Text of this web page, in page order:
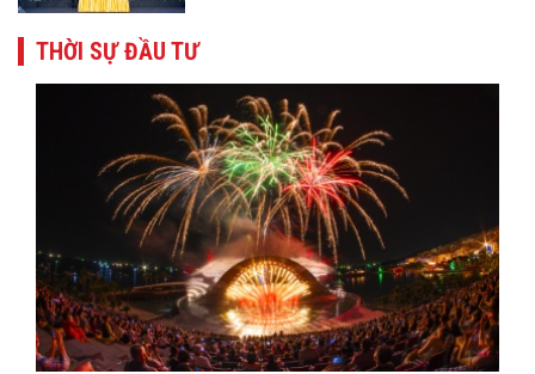
THỜI SỰ ĐẦU TƯ